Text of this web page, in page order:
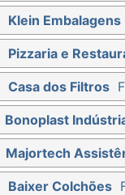
Klein
Pizzaria e
Casa dos Filtros
Bonoplast
Majortech
Baixer Colchões